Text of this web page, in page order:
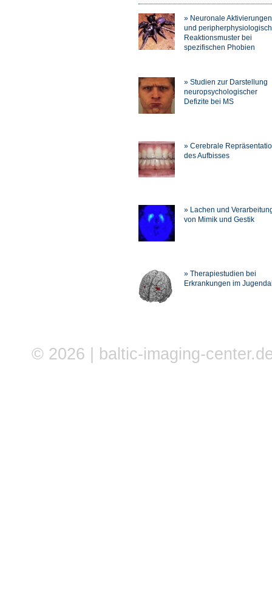
» Neuronale Aktivierungen
und
Reaktionsmuster bei
spezifischen Phobien
» Studien zur Darstellung
neuropsychologischer
Defizite bei MS
» Cerebrale
des Aufbisses
» Lachen und
von Mimik und Gestik
» Therapiestudien bei
Erkrankungen im
© 2026 | baltic-imaging-